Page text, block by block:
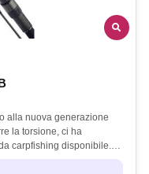
alla nuova generazione
la torsione, ci ha
carpfishing disponibile.…